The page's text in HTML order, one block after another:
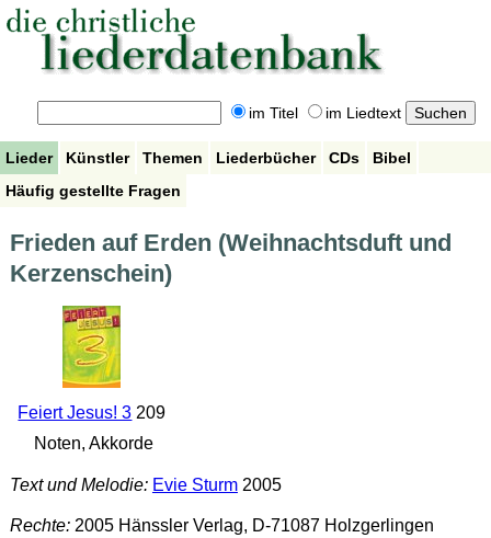
im Titel im Liedtext
Lieder Künstler Themen Liederbücher CDs
Bibel
Häufig gestellte Fragen
Frieden auf Erden (Weihnachtsduft und
Kerzenschein)
Feiert Jesus! 3 209
Noten, Akkorde
Text und Melodie: Evie Sturm2005
Rechte:2005 Hänssler Verlag, D-71087 Holzgerlingen